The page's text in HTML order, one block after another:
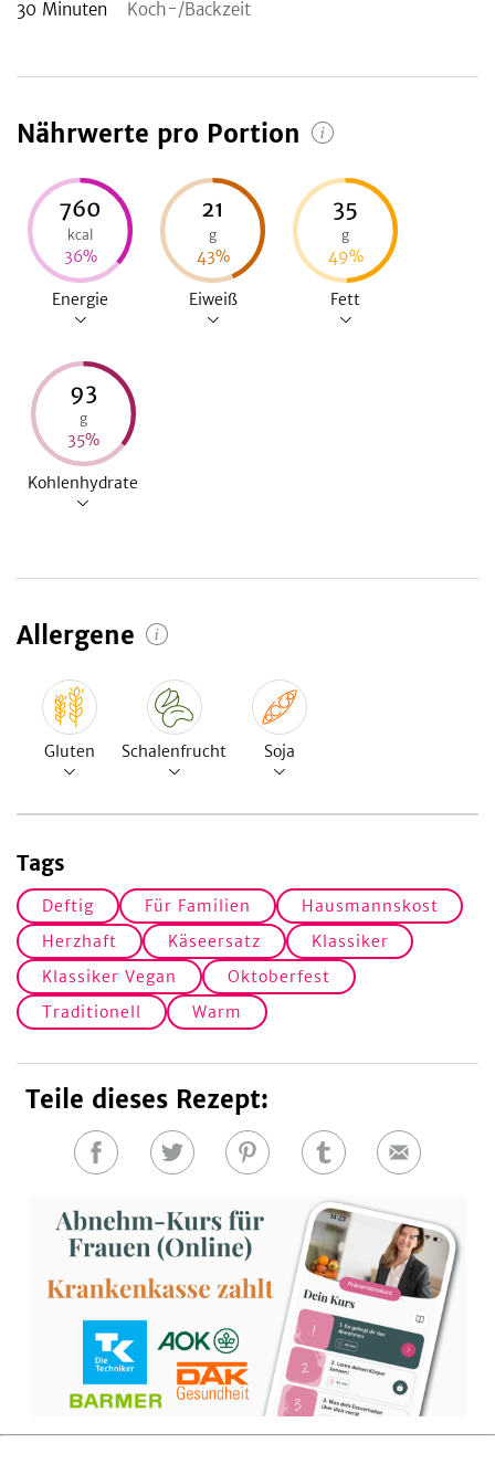
30 Minuten Koch-/Backzeit
Nährwerte pro Portion
760
kcal
36%
Energie
21
g
43%
Eiweiß
35
g
49%
Fett
93
g
35%
Kohlenhydrate
Allergene
Gluten Schalenfrucht Soja
Tags
Deftig Für Familien
Hausmannskost
Herzhaft
Käseersatz
Klassiker
Klassiker Vegan
Oktoberfest
Traditionell
Warm
Teile dieses Rezept:
Auf
teilen
Auf
teilen
Auf
teilen
Auf
teilen
E-